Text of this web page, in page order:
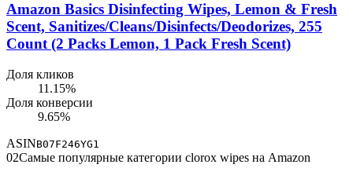
Amazon Basics Disinfecting Wipes, Lemon & Fresh
Scent, Sanitizes/Cleans/Disinfects/Deodorizes, 255
Count (2 Packs Lemon, 1 Pack Fresh Scent)
Доля кликов
11.15%
Доля конверсии
9.65%
ASINB07F246YG1
02Самые популярные категории clorox wipes на Amazon